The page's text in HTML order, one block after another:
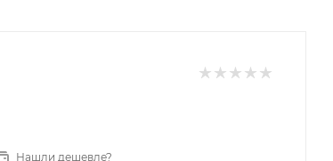
Нашли дешевле?